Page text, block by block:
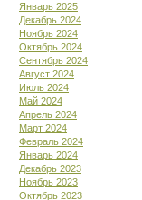
Январь 2025
Декабрь 2024
Ноябрь 2024
Октябрь 2024
Сентябрь 2024
Август 2024
Июль 2024
Май 2024
Апрель 2024
Март 2024
Февраль 2024
Январь 2024
Декабрь 2023
Ноябрь 2023
Октябрь 2023